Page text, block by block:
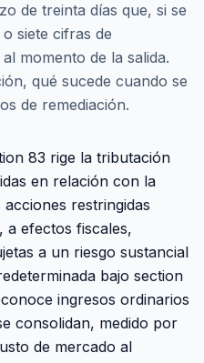
de treinta días que, si se
siete cifras de
momento de la salida.
qué sucede cuando se
de remediación.
83 rige la tributación
en relación con la
restringidas
a efectos fiscales,
a un riesgo sustancial
bajo section
ingresos ordinarios
consolidan, medido por
de mercado al